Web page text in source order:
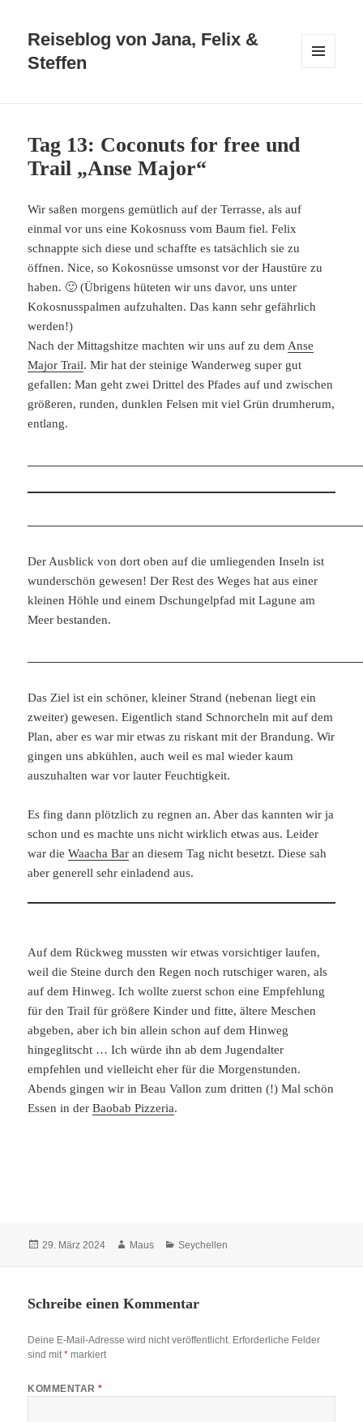
Reiseblog von Jana, Felix &
Steffen
Tag 13: Coconuts for free und
Trail „Anse Major“
Wir saßen morgens gemütlich auf der Terrasse, als auf
einmal vor uns eine Kokosnuss vom Baum fiel. Felix
schnappte sich diese und schaffte es tatsächlich sie zu
öffnen. Nice, so Kokosnüsse umsonst vor der Haustüre zu
haben. 🙂 (Übrigens hüteten wir uns davor, uns unter
Kokosnusspalmen aufzuhalten. Das kann sehr gefährlich
werden!)
Nach der Mittagshitze machten wir uns auf zu dem Anse
Major Trail. Mir hat der steinige Wanderweg super gut
gefallen: Man geht zwei Drittel des Pfades auf und zwischen
größeren, runden, dunklen Felsen mit viel Grün drumherum,
entlang.
Der Ausblick von dort oben auf die umliegenden Inseln ist
wunderschön gewesen! Der Rest des Weges hat aus einer
kleinen Höhle und einem Dschungelpfad mit Lagune am
Meer bestanden.
Das Ziel ist ein schöner, kleiner Strand (nebenan liegt ein
zweiter) gewesen. Eigentlich stand Schnorcheln mit auf dem
Plan, aber es war mir etwas zu riskant mit der Brandung. Wir
gingen uns abkühlen, auch weil es mal wieder kaum
auszuhalten war vor lauter Feuchtigkeit.
Es fing dann plötzlich zu regnen an. Aber das kannten wir ja
schon und es machte uns nicht wirklich etwas aus. Leider
war dieWaacha Bar an diesem Tag nicht besetzt. Diese sah
aber generell sehr einladend aus.
Auf dem Rückweg mussten wir etwas vorsichtiger laufen,
weil die Steine durch den Regen noch rutschiger waren, als
auf dem Hinweg. Ich wollte zuerst schon eine Empfehlung
für den Trail für größere Kinder und fitte, ältere Meschen
abgeben, aber ich bin allein schon auf dem Hinweg
hingeglitscht … Ich würde ihn ab dem Jugendalter
empfehlen und vielleicht eher für die Morgenstunden.
Abends gingen wir in Beau Vallon zum dritten (!) Mal schön
Essen in derBaobab Pizzeria.
Veröffentlicht
29. März 2024 Autor
Maus Kategorien
Seychellen
Schreibe einen Kommentar
Deine E-Mail-Adresse wird nicht veröffentlicht. Erforderliche Felder
sind mit* markiert
KOMMENTAR*